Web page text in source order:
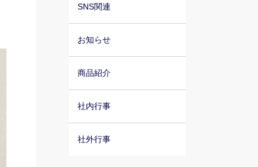
SNS関連
お知らせ
商品紹介
社内行事
社外行事